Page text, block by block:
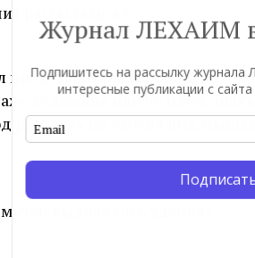
рассылались?
города, в
художник или человек
расписку он увозил под
выделялись здания?
Журнал ЛЕХАИМ
Подпишитесь на рассылку
интересные публикации с